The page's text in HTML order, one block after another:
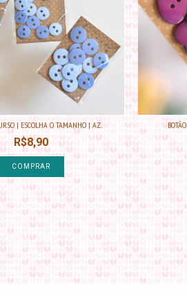
| ESCOLHA O TAMANHO | AZ...
R$8,90
COMPRAR